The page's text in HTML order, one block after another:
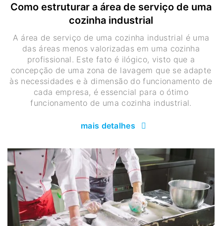
Como estruturar a área de serviço de uma
cozinha industrial
A área de serviço de uma cozinha industrial é uma
das áreas menos valorizadas em uma cozinha
profissional. Este fato é ilógico, visto que a
concepção de uma zona de lavagem que se adapte
às necessidades e à dimensão do funcionamento de
cada empresa, é essencial para o ótimo
funcionamento de uma cozinha industrial.
mais detalhes